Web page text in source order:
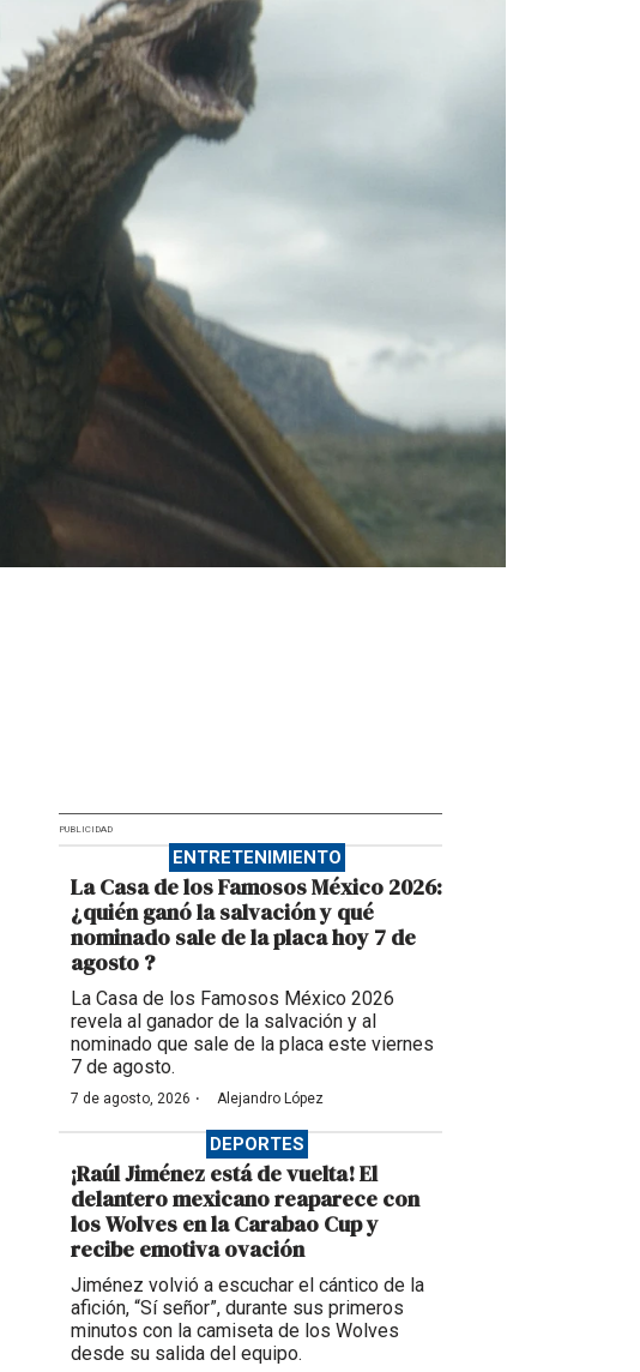
PUBLICIDAD
ENTRETENIMIENTO
La Casa de los Famosos México 2026:
¿quién ganó la salvación y qué
nominado sale de la placa hoy 7 de
agosto ?
La Casa de los Famosos México 2026
revela al ganador de la salvación y al
nominado que sale de la placa este viernes
7 de agosto.
7 de agosto, 2026 · Alejandro López
DEPORTES
¡Raúl Jiménez está de vuelta! El
delantero mexicano reaparece con
los Wolves en la Carabao Cup y
recibe emotiva ovación
Jiménez volvió a escuchar el cántico de la
afición, “Sí señor”, durante sus primeros
minutos con la camiseta de los Wolves
desde su salida del equipo.